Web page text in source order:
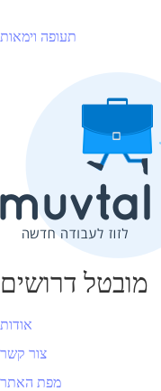
תעופה וימאות
מובטל דרושים
אודות
צור קשר
מפת האתר